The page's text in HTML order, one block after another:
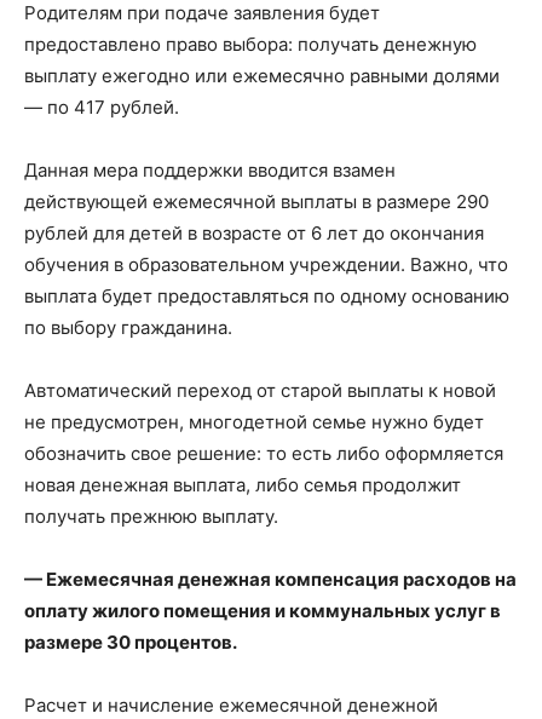
Родителям при подаче заявления будет
предоставлено право выбора: получать денежную
выплату ежегодно или ежемесячно равными долями
— по 417 рублей.
Данная мера поддержки вводится взамен
действующей ежемесячной выплаты в размере 290
рублей для детей в возрасте от 6 лет до окончания
обучения в образовательном учреждении. Важно, что
выплата будет предоставляться по одному основанию
по выбору гражданина.
Автоматический переход от старой выплаты к новой
не предусмотрен, многодетной семье нужно будет
обозначить свое решение: то есть либо оформляется
новая денежная выплата, либо семья продолжит
получать прежнюю выплату.
— Ежемесячная денежная компенсация расходов на
оплату жилого помещения и коммунальных услуг в
размере 30 процентов.
Расчет и начисление ежемесячной денежной